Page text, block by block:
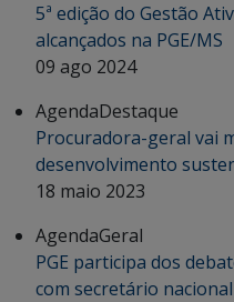
5ª edição do Gestão
alcançados na PGE/MS
09 ago 2024
AgendaDestaque
Procuradora-geral vai
desenvolvimento
18 maio 2023
AgendaGeral
PGE participa dos
com secretário